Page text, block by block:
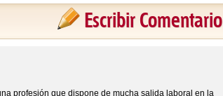
Escribir Comentario
profesión que dispone de mucha salida laboral en la